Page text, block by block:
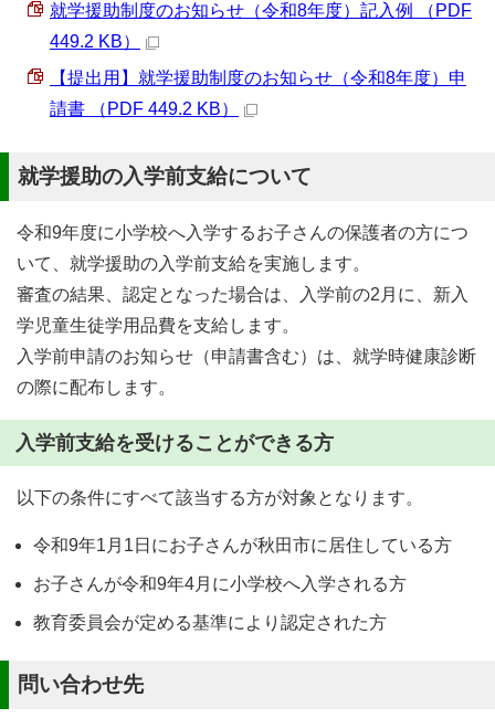
就学援助制度のお知らせ（令和8年度）記入例 （PDF
449.2 KB）
【提出用】就学援助制度のお知らせ（令和8年度）申
請書 （PDF 449.2 KB）
就学援助の入学前支給について
令和9年度に小学校へ入学するお子さんの保護者の方につ
いて、就学援助の入学前支給を実施します。
審査の結果、認定となった場合は、入学前の2月に、新入
学児童生徒学用品費を支給します。
入学前申請のお知らせ（申請書含む）は、就学時健康診断
の際に配布します。
入学前支給を受けることができる方
以下の条件にすべて該当する方が対象となります。
令和9年1月1日にお子さんが秋田市に居住している方
お子さんが令和9年4月に小学校へ入学される方
教育委員会が定める基準により認定された方
問い合わせ先